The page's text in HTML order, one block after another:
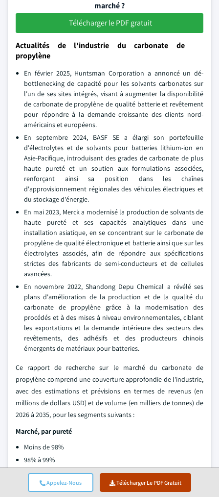
Appelez-Nous Télécharger Le PDF Gratuit
marché ?
Télécharger le PDF gratuit
Actualités de l'industrie du carbonate de
propylène
En février 2025, Huntsman Corporation a annoncé un dé-
bottlenecking de capacité pour les solvants carbonates sur
l'un de ses sites intégrés, visant à augmenter la disponibilité
de carbonate de propylène de qualité batterie et revêtement
pour répondre à la demande croissante des clients nord-
américains et européens.
En septembre 2024, BASF SE a élargi son portefeuille
d'électrolytes et de solvants pour batteries lithium-ion en
Asie-Pacifique, introduisant des grades de carbonate de plus
haute pureté et un soutien aux formulations associées,
renforçant ainsi sa position dans les chaînes
d'approvisionnement régionales des véhicules électriques et
du stockage d'énergie.
En mai 2023, Merck a modernisé la production de solvants de
haute pureté et ses capacités analytiques dans une
installation asiatique, en se concentrant sur le carbonate de
propylène de qualité électronique et batterie ainsi que sur les
électrolytes associés, afin de répondre aux spécifications
strictes des fabricants de semi-conducteurs et de cellules
avancées.
En novembre 2022, Shandong Depu Chemical a révélé ses
plans d'amélioration de la production et de la qualité du
carbonate de propylène grâce à la modernisation des
procédés et à des mises à niveau environnementales, ciblant
les exportations et la demande intérieure des secteurs des
revêtements, des adhésifs et des producteurs chinois
émergents de matériaux pour batteries.
Ce rapport de recherche sur le marché du carbonate de
propylène comprend une couverture approfondie de l'industrie,
avec des estimations et prévisions en termes de revenus (en
millions de dollars USD) et de volume (en milliers de tonnes) de
2026 à 2035, pour les segments suivants :
Marché, par pureté
Moins de 98%
98% à 99%
Plus de 99%
Marché, par application